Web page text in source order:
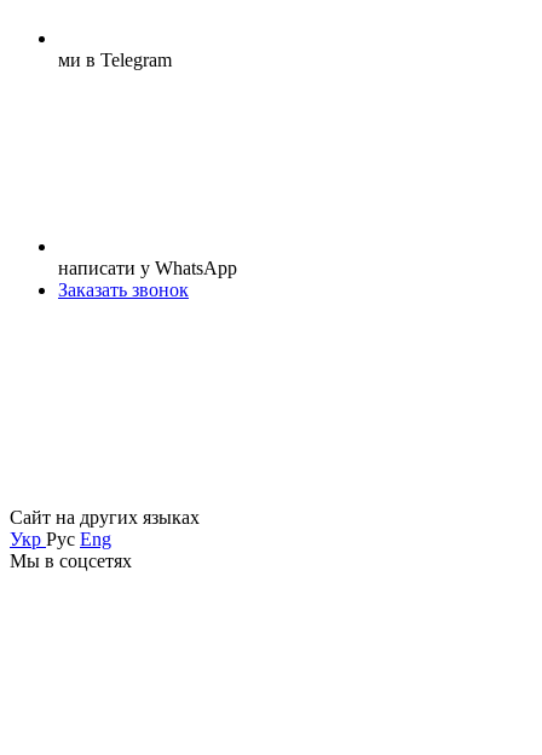
ми в Telegram
написати у WhatsApp
Заказать звонок
Сайт на других языках
Укр Рус Eng
Мы в соцсетях